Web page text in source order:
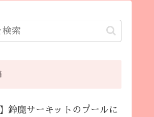
】鈴鹿サーキットのプールに